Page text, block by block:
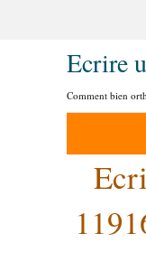
Ecrire
Comment bien